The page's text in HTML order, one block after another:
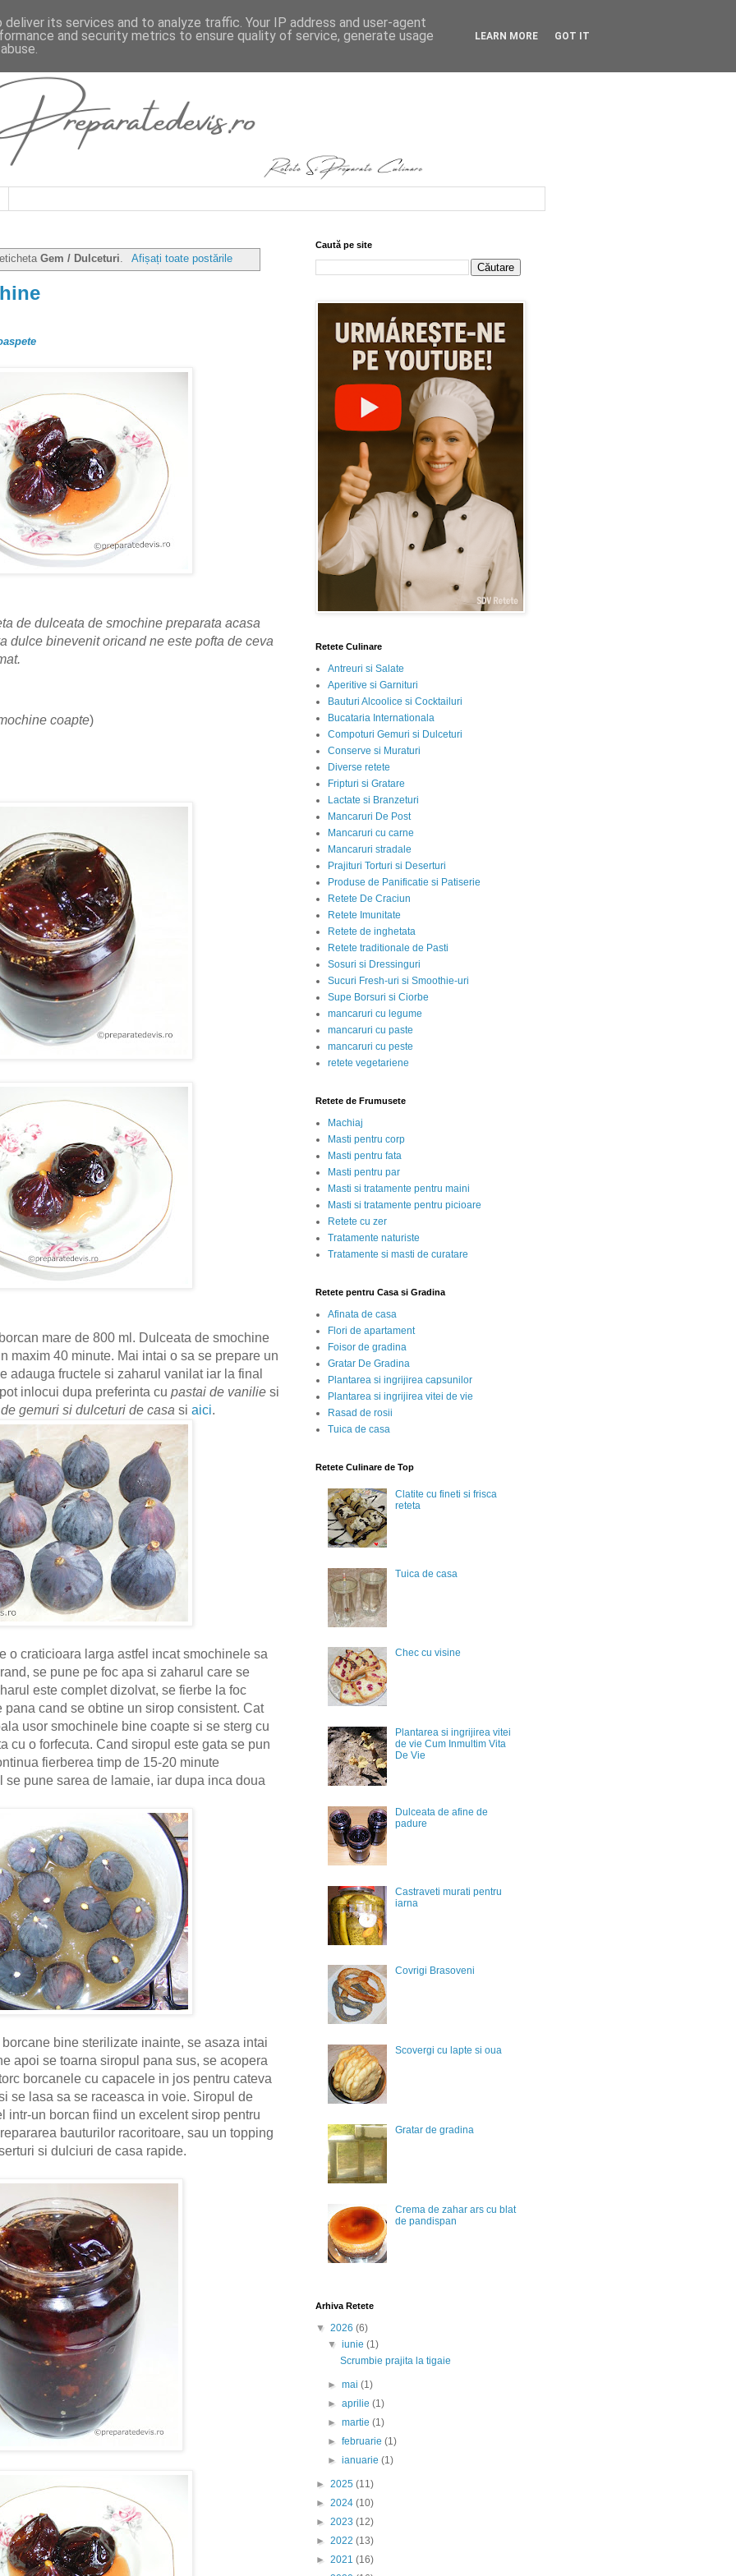
Gem / Dulceturi. Afișați toate postările
de dulceata de smochine preparata acasa
dulce binevenit oricand ne este pofta de ceva
coapte)
mare de 800 ml. Dulceata de smochine
maxim 40 minute. Mai intai o sa se prepare un
adauga fructele si zaharul vanilat iar la final
inlocui dupa preferinta cu pastai de vanilie si
gemuri si dulceturi de casa si aici.
o craticioara larga astfel incat smochinele sa
se pune pe foc apa si zaharul care se
este complet dizolvat, se fierbe la foc
cand se obtine un sirop consistent. Cat
usor smochinele bine coapte si se sterg cu
cu o forfecuta. Cand siropul este gata se pun
fierberea timp de 15-20 minute
se pune sarea de lamaie, iar dupa inca doua
bine sterilizate inainte, se asaza intai
apoi se toarna siropul pana sus, se acopera
borcanele cu capacele in jos pentru cateva
se lasa sa se raceasca in voie. Siropul de
intr-un borcan fiind un excelent sirop pentru
bauturilor racoritoare, sau un topping
si dulciuri de casa rapide.
Caută pe site
Retete Culinare
Antreuri si Salate
Aperitive si Garnituri
Bauturi Alcoolice si Cocktailuri
Bucataria Internationala
Compoturi Gemuri si Dulceturi
Conserve si Muraturi
Diverse retete
Fripturi si Gratare
Lactate si Branzeturi
Mancaruri De Post
Mancaruri cu carne
Mancaruri stradale
Prajituri Torturi si Deserturi
Produse de Panificatie si Patiserie
Retete De Craciun
Retete Imunitate
Retete de inghetata
Retete traditionale de Pasti
Sosuri si Dressinguri
Sucuri Fresh-uri si Smoothie-uri
Supe Borsuri si Ciorbe
mancaruri cu legume
mancaruri cu paste
mancaruri cu peste
retete vegetariene
Retete de Frumusete
Machiaj
Masti pentru corp
Masti pentru fata
Masti pentru par
Masti si tratamente pentru maini
Masti si tratamente pentru picioare
Retete cu zer
Tratamente naturiste
Tratamente si masti de curatare
Retete pentru Casa si Gradina
Afinata de casa
Flori de apartament
Foisor de gradina
Gratar De Gradina
Plantarea si ingrijirea capsunilor
Plantarea si ingrijirea vitei de vie
Rasad de rosii
Tuica de casa
Retete Culinare de Top
Clatite cu fineti si frisca
reteta
Tuica de casa
Chec cu visine
Plantarea si ingrijirea vitei
de vie Cum Inmultim Vita
De Vie
Dulceata de afine de
padure
Castraveti murati pentru
iarna
Covrigi Brasoveni
Scovergi cu lapte si oua
Gratar de gradina
Crema de zahar ars cu blat
de pandispan
Arhiva Retete
▼ 2026 (6)
▼iunie(1)
Scrumbie prajita la tigaie
►mai(1)
►aprilie(1)
►martie(1)
►februarie(1)
►ianuarie(1)
► 2025 (11)
► 2024 (10)
► 2023 (12)
► 2022 (13)
► 2021 (16)
its services and to analyze traffic. Your IP address and user-agent
and security metrics to ensure quality of service, generate usage
LEARN MORE GOT IT